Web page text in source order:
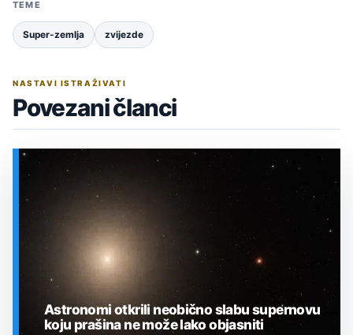
TEME
Super-zemlja zvijezde
NASTAVI ISTRAŽIVATI
Povezani članci
Astronomi otkrili neobično slabu supernovu
koju prašina ne može lako objasniti